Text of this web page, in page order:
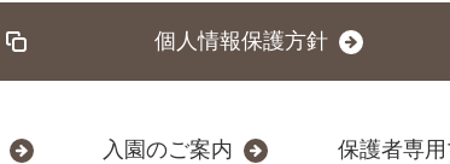
個人情報保護方針
入園のご案内 保護者専